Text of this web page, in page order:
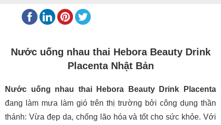
Nước uống nhau thai Hebora Beauty Drink
Placenta Nhật Bản
Nước uống nhau thai Hebora Beauty Drink Placenta
đang làm mưa làm gió trên thị trường bởi công dụng thần
thánh: Vừa đẹp da, chống lão hóa và tốt cho sức khỏe. Với